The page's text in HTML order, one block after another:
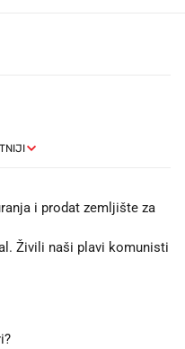
i prodat zemljište za
Živili naši plavi komunisti